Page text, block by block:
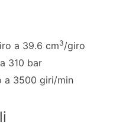
a 39.6 cm3/giro
310 bar
a 3500 giri/min